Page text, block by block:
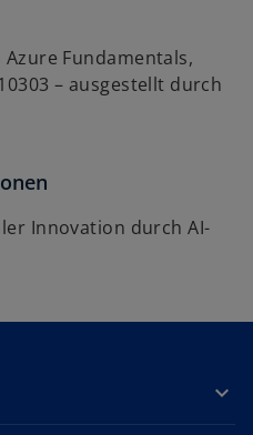
Fundamentals,
– ausgestellt durch
Innovation durch AI-